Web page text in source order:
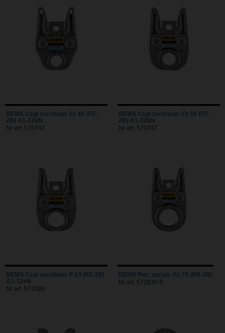
REMS Cęgi zaciskow. Fz 40 (PZ-
2B) A1-32kN
Nr art. 570742
REMS Cęgi zaciskow. Fz 50 (PZ-
2B) A1-32kN
Nr art. 570747
REMS Cęgi zaciskow. F 63 (PZ-3S)
A1-32kN
Nr art. 572385
REMS Pier. zacisk. Fz 75 (PR-3B)
Nr art. 572830 R